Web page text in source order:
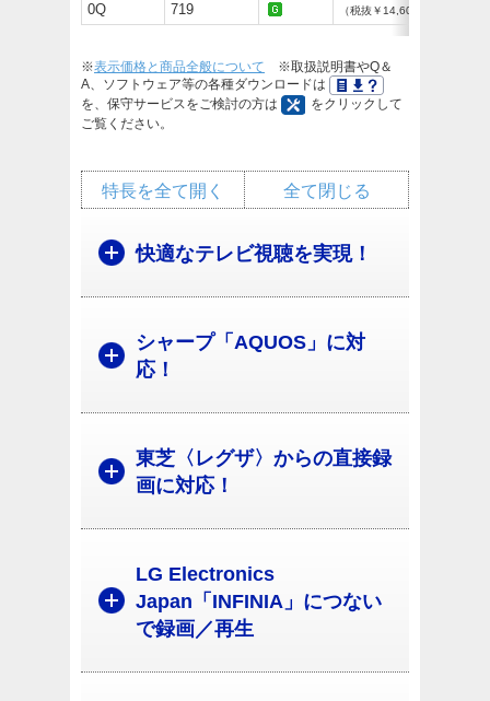
0Q
719
（税抜￥14,600）
※表示価格と商品全般について ※取扱説明書やQ＆
A、ソフトウェア等の各種ダウンロードは
を、保守サービスをご検討の方は
をクリックして
ご覧ください。
全て閉じる
特長を全て開く
快適なテレビ視聴を実現！
シャープ「AQUOS」に対
応！
東芝〈レグザ〉からの直接録
画に対応！
LG Electronics
Japan「INFINIA」につない
で録画／再生